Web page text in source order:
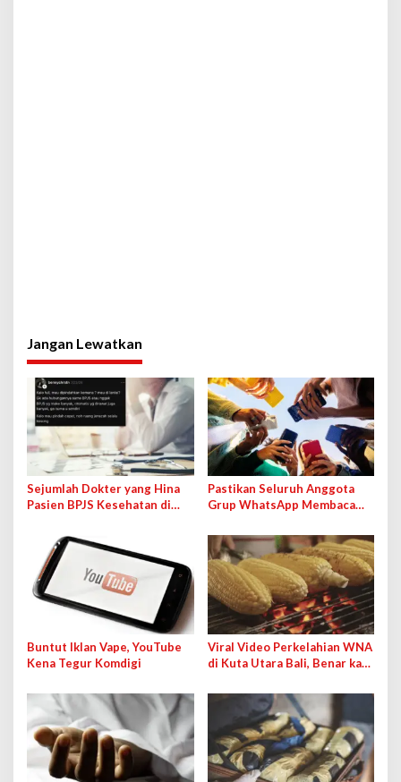
Jangan Lewatkan
Sejumlah Dokter yang Hina
Pasien BPJS Kesehatan di
Pastikan Seluruh Anggota
Grup WhatsApp Membaca
Buntut Iklan Vape, YouTube
Kena Tegur Komdigi
Viral Video Perkelahian WNA
di Kuta Utara Bali, Benar kah